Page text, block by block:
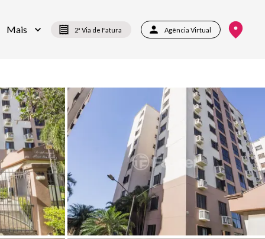
Mais 2ª Via de Fatura Agência Virtual